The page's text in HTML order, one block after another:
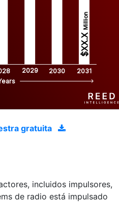
2029 2030 2031
$XX.X
Million
gratuita
incluidos impulsores,
de radio está impulsado